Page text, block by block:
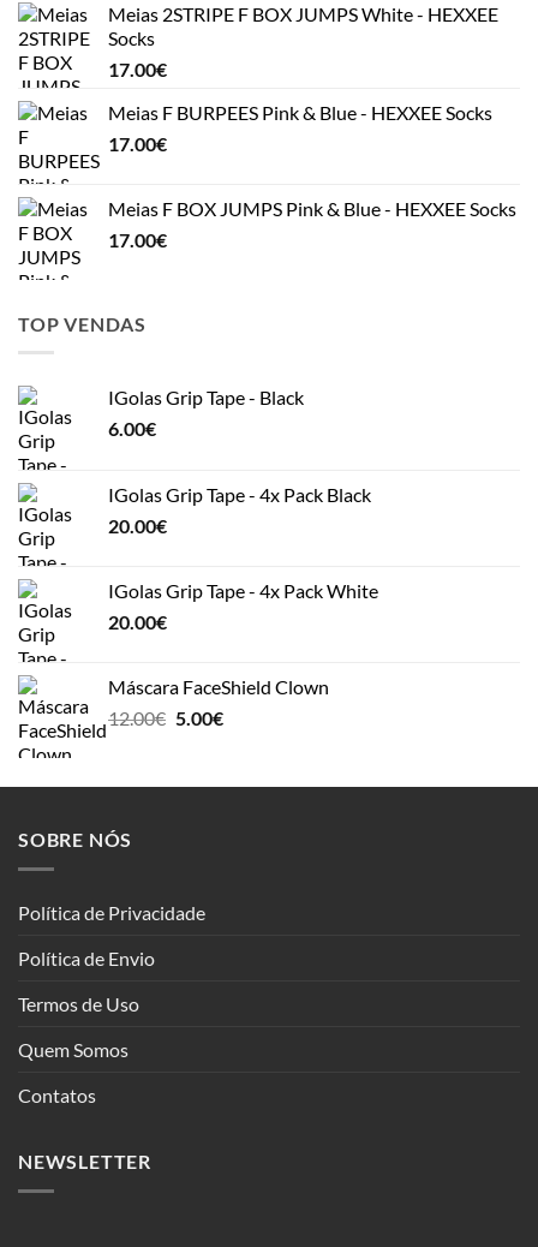
Meias 2STRIPE F BOX JUMPS White - HEXXEE
Socks
17.00€
Meias F BURPEES Pink & Blue - HEXXEE Socks
17.00€
Meias F BOX JUMPS Pink & Blue - HEXXEE Socks
17.00€
TOP VENDAS
IGolas Grip Tape - Black
6.00€
IGolas Grip Tape - 4x Pack Black
20.00€
IGolas Grip Tape - 4x Pack White
20.00€
Máscara FaceShield Clown
12.00€ Original
12.00€.
5.00€Current
5.00€.
SOBRE NÓS
Política de Privacidade
Política de Envio
Termos de Uso
Quem Somos
Contatos
NEWSLETTER